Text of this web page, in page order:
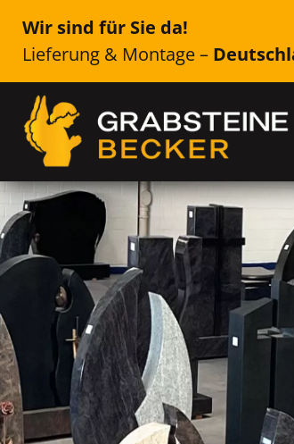
Wir sind für Sie da!
Lieferung & Montage –
Genau das
Einzelsteine,
Liegesteine, Findlinge,